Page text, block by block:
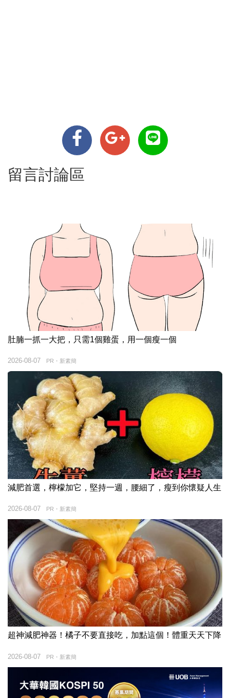
留言討論區
肚腩一抓一大把，只需1個雞蛋，用一個瘦一個
PR・新素簡
2026-08-07
減肥首選，檸檬加它，堅持一週，腰細了，瘦到你懷疑人生
PR・新素簡
2026-08-07
超神減肥神器！橘子不要直接吃，加點這個！體重天天下降
PR・新素簡
2026-08-07